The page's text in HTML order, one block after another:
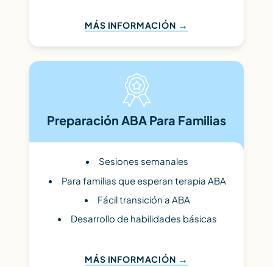
MÁS INFORMACIÓN
Preparación ABA Para Familias
Sesiones semanales
Para familias que esperan terapia ABA
Fácil transición a ABA
Desarrollo de habilidades básicas
MÁS INFORMACIÓN